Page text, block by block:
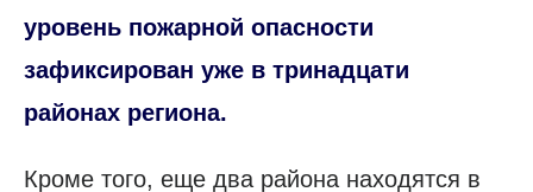
уровень пожарной опасности
зафиксирован уже в тринадцати
районах региона.
Кроме того, еще два района находятся в